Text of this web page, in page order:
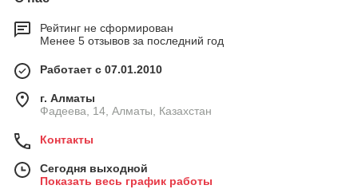
Рейтинг не сформирован
Менее 5 отзывов за последний год
Работает с 07.01.2010
г. Алматы
Фадеева, 14, Алматы, Казахстан
Контакты
Сегодня выходной
Показать весь график работы